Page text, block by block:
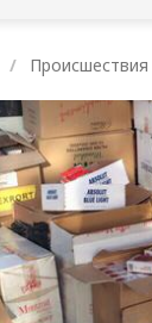
Происшествия